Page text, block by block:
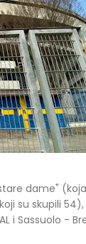
dame"
su skupili
i Sassuolo -